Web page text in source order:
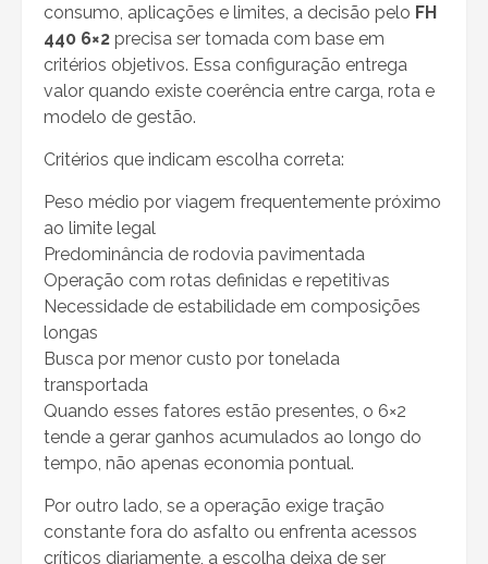
consumo, aplicações e limites, a decisão pelo FH
440 6×2 precisa ser tomada com base em
critérios objetivos. Essa configuração entrega
valor quando existe coerência entre carga, rota e
modelo de gestão.
Critérios que indicam escolha correta:
Peso médio por viagem frequentemente próximo
ao limite legal
Predominância de rodovia pavimentada
Operação com rotas definidas e repetitivas
Necessidade de estabilidade em composições
longas
Busca por menor custo por tonelada
transportada
Quando esses fatores estão presentes, o 6×2
tende a gerar ganhos acumulados ao longo do
tempo, não apenas economia pontual.
Por outro lado, se a operação exige tração
constante fora do asfalto ou enfrenta acessos
críticos diariamente, a escolha deixa de ser